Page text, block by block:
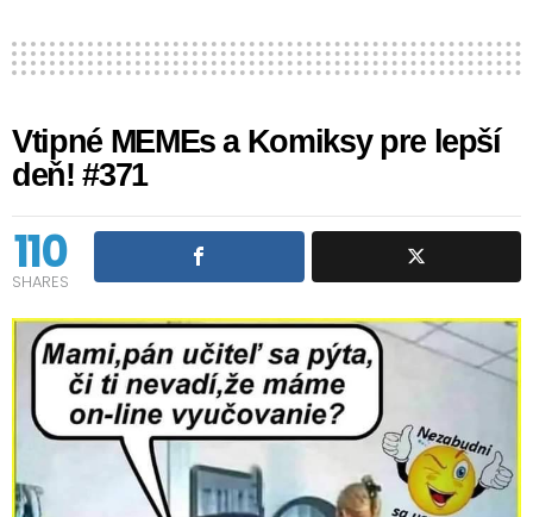
Vtipné MEMEs a Komiksy pre lepší
deň! #371
110
SHARES